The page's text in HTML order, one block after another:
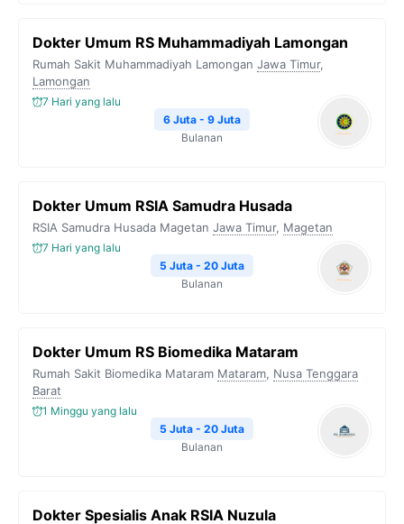
Dokter Umum RS Muhammadiyah Lamongan
Rumah Sakit Muhammadiyah Lamongan Jawa Timur,
Lamongan
7 Hari yang lalu
6 Juta - 9 Juta
Bulanan
Dokter Umum RSIA Samudra Husada
RSIA Samudra Husada Magetan Jawa Timur, Magetan
7 Hari yang lalu
5 Juta - 20 Juta
Bulanan
Dokter Umum RS Biomedika Mataram
Rumah Sakit Biomedika Mataram Mataram, Nusa Tenggara
Barat
1 Minggu yang lalu
5 Juta - 20 Juta
Bulanan
Dokter Spesialis Anak RSIA Nuzula